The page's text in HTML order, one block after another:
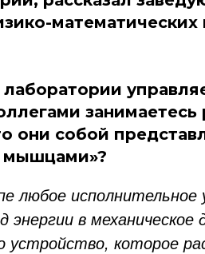
математических
занимаетесь
они собой
мышцами»?
любое исполнительное
энергии в механическое
которое